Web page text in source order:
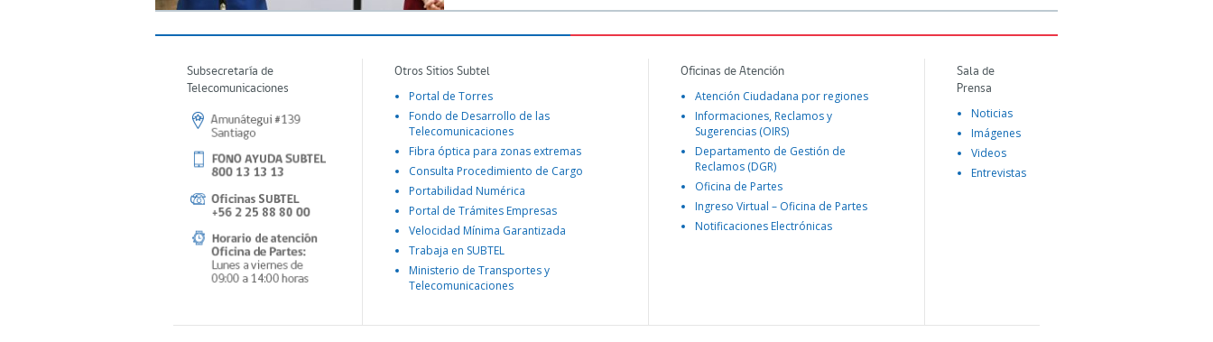
Subsecretaría de
Telecomunicaciones
Otros Sitios Subtel
Portal de Torres
Fondo de Desarrollo de las
Telecomunicaciones
Fibra óptica para zonas extremas
Consulta Procedimiento de Cargo
Portabilidad Numérica
Portal de Trámites Empresas
Velocidad Mínima Garantizada
Trabaja en SUBTEL
Ministerio de Transportes y
Telecomunicaciones
Oficinas de Atención
Atención Ciudadana por regiones
Informaciones, Reclamos y
Sugerencias (OIRS)
Departamento de Gestión de
Reclamos (DGR)
Oficina de Partes
Ingreso Virtual – Oficina de Partes
Notificaciones Electrónicas
Sala de
Prensa
Noticias
Imágenes
Videos
Entrevistas